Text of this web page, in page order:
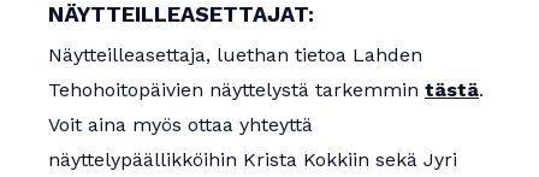
NÄYTTEILLEASETTAJAT:
Näytteilleasettaja, luethan tietoa Lahden
Tehohoitopäivien näyttelystä tarkemmin tästä.
Voit aina myös ottaa yhteyttä
näyttelypäällikköihin Krista Kokkiin sekä Jyri